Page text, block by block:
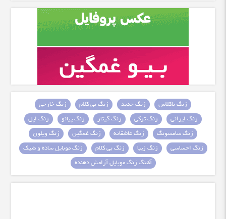
زنگ باکلاس زنگ جدید زنگ بی کلام
زنگ خارجی
زنگ ایرانی
زنگ ترکی زنگ گیتار زنگ پیانو
زنگ اپل
زنگ سامسونگ
زنگ عاشقانه زنگ غمگین
زنگ ویلون
زنگ احساسی
زنگ زیبا زنگ بی کلام
زنگ موبایل ساده و شیک
آهنگ زنگ موبایل آرامش دهنده